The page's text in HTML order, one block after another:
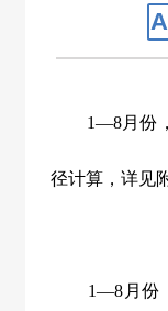
1—8月份
径计算，详见
1—8月份